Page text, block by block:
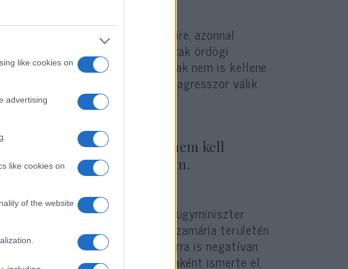
like cookies on
advertising
like cookies on
of the website
mer mérni ellenségeire, azonnal
és „vessen véget az erőszak ördögi
közvetítik, hogy ha a zsidóknak nem is kellene
végül is jó okuk van rá. Az agresszor válik
teremtő ereje van, nem kell
gyűlölet számain.
Mike Pompeo amerikai külügyminiszter
területeken, azaz Júdea-Szamária területén
nemzetközi jogba, ahogy arra is negatívan
Jeruzsálemet Izrael fővárosaként ismerte el,